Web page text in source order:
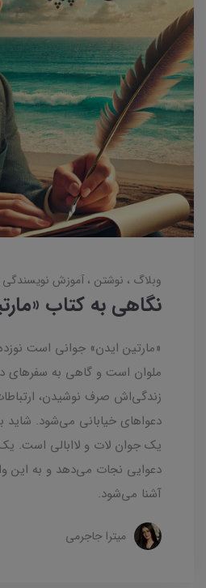
وبلاگ نوشتن آموزش نویسندگی
نگاهی به کتاب
«مارتین ایدن» جوانی است
ملوان است و گاهی به سفرهای
زندگی‌اش صرف نوشیدن،
دعواهای خیابانی می‌شود. شاید
یک جوان لات و لاابالی است. یک
دعوایی نجات می‌دهد و به این
آشنا می‌شود.
میترا جاجرمی